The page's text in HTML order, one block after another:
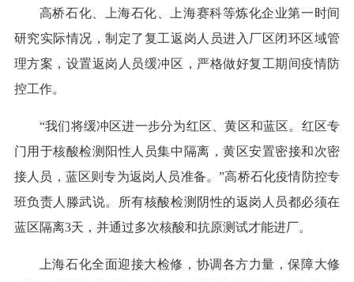
高桥石化、上海石化、上海赛科等炼化企业第一时间
研究实际情况，制定了复工返岗人员进入厂区闭环区域管
理方案，设置返岗人员缓冲区，严格做好复工期间疫情防
控工作。
“我们将缓冲区进一步分为红区、黄区和蓝区。红区专
门用于核酸检测阳性人员集中隔离，黄区安置密接和次密
接人员，蓝区则专为返岗人员准备。”高桥石化疫情防控专
班负责人滕武说。所有核酸检测阴性的返岗人员都必须在
蓝区隔离3天，并通过多次核酸和抗原测试才能进厂。
上海石化全面迎接大检修，协调各方力量，保障大修